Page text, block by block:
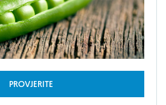
PROVJERITE